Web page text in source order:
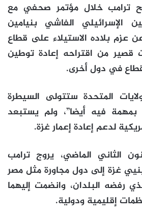
ترامب خلال مؤتمر صحفي مع
الإسرائيلي الفاشي بنيامين
عزم بلاده الاستيلاء على قطاع
قصير من اقتراحه إعادة توطين
في دول أخرى.
المتحدة ستتولى السيطرة
فيه أيضا”، ولم يستبعد
لدعم إعادة إعمار غزة.
كانون الثاني الماضي، يروج ترامب
غزة إلى دول مجاورة مثل مصر
رفضه البلدان، وانضمت إليهما
إقليمية ودولية.